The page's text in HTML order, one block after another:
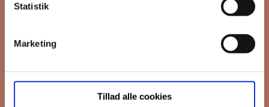
Statistik
Marketing
Tillad alle cookies
på Grønttorvet. I vores nyhedsbrev
VIP Åbent Hus, når vi sætter nye
boliger til salg og udlejning, så du